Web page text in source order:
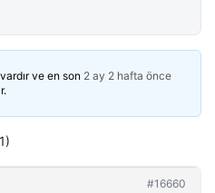
ve en son 2 ay 2 hafta önce
#16660